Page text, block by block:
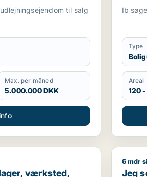
til salg
Max. per måned
5.000.000 DKK
Ib
Type
Areal
120
til salg i København K,
værksted, butik, erhvervsgrund,
værksted,
Jeg
6 mdr
Jeg